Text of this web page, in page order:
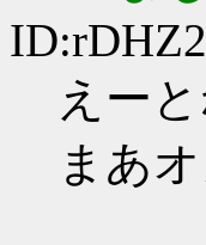
えー
まあ